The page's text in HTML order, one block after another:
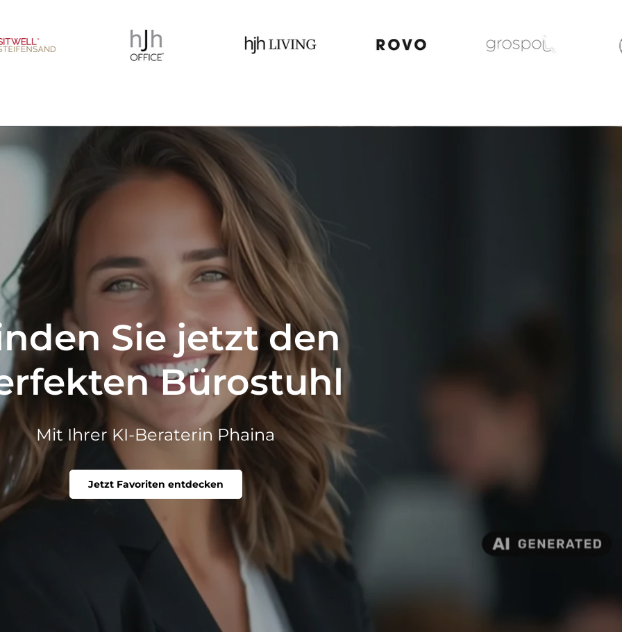
Sie jetzt den
Bürostuhl
Mit Ihrer KI-Beraterin Phaina
Jetzt Favoriten entdecken